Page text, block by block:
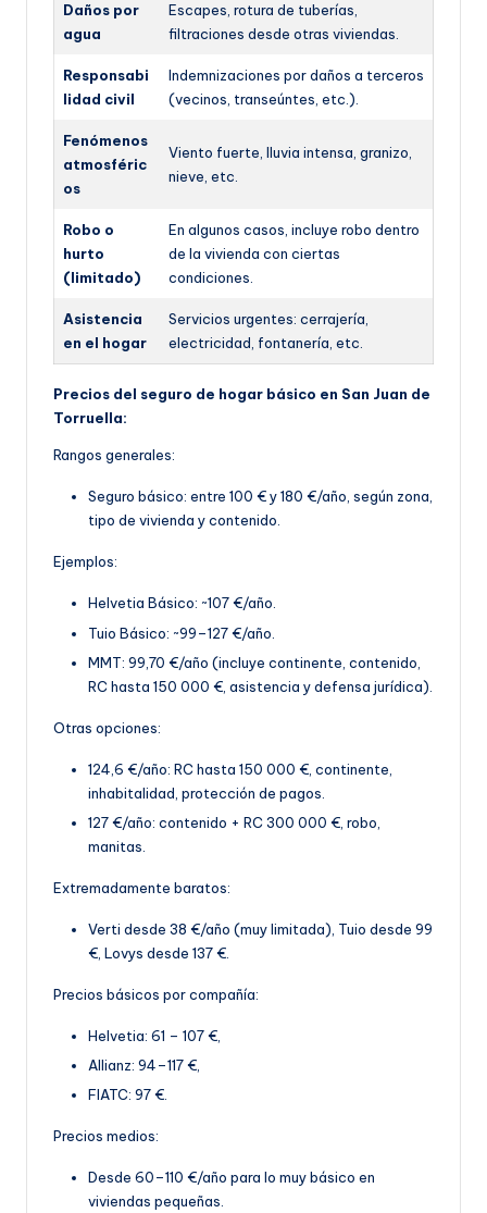
Daños por
agua
Escapes, rotura de tuberías,
filtraciones desde otras viviendas.
Responsabi
lidad civil
Indemnizaciones por daños a terceros
(vecinos, transeúntes, etc.).
Fenómenos
atmosféric
os
Viento fuerte, lluvia intensa, granizo,
nieve, etc.
Robo o
hurto
(limitado)
En algunos casos, incluye robo dentro
de la vivienda con ciertas
condiciones.
Asistencia
en el hogar
Servicios urgentes: cerrajería,
electricidad, fontanería, etc.
Precios del seguro de hogar básico en San Juan de
Torruella:
Rangos generales:
Seguro básico: entre 100 € y 180 €/año, según zona,
tipo de vivienda y contenido.
Ejemplos:
Helvetia Básico: ~107 €/año.
Tuio Básico: ~99–127 €/año.
MMT: 99,70 €/año (incluye continente, contenido,
RC hasta 150 000 €, asistencia y defensa jurídica).
Otras opciones:
124,6 €/año: RC hasta 150 000 €, continente,
inhabitalidad, protección de pagos.
127 €/año: contenido + RC 300 000 €, robo,
manitas
Extremadamente baratos:
Verti desde 38 €/año (muy limitada), Tuio desde 99
€, Lovys desde 137 €.
Precios básicos por compañía:
Helvetia: 61 – 107 €,
Allianz: 94–117 €,
FIATC: 97 €.
Precios medios:
Desde 60–110 €/año para lo muy básico en
viviendas pequeñas.